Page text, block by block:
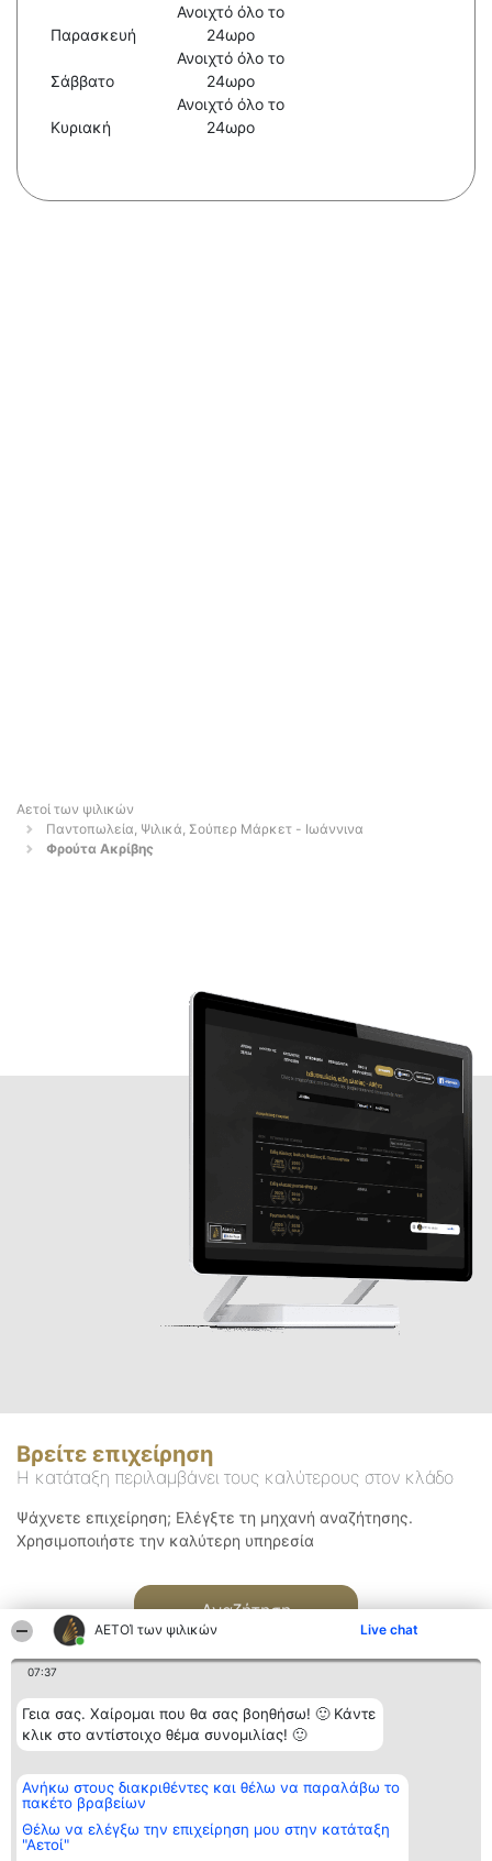
ΑΕΤΟΊ των ψιλικών Live chat
07:37
Γεια σας. Χαίρομαι που θα σας βοηθήσω! 🙂 Κάντε
κλικ στο αντίστοιχο θέμα συνομιλίας! 🙂
Ανήκω στους διακριθέντες και θέλω να παραλάβω το
πακέτο βραβείων
Θέλω να ελέγξω την επιχείρηση μου στην κατάταξη
"Αετοί"
Παρασκευή
Ανοιχτό όλο το
24ωρο
Σάββατο
Ανοιχτό όλο το
24ωρο
Κυριακή
Ανοιχτό όλο το
24ωρο
Αετοί των ψιλικών
Παντοπωλεία, Ψιλικά, Σούπερ Μάρκετ - Ιωάννινα
Φρούτα Ακρίβης
Βρείτε επιχείρηση
Η κατάταξη περιλαμβάνει τους καλύτερους στον κλάδο
Ψάχνετε επιχείρηση; Ελέγξτε τη μηχανή αναζήτησης.
Χρησιμοποιήστε την καλύτερη υπηρεσία
Αναζήτηση
Διοργανωτής της
κατάταξης
BEAUTIFUL COMPANY
ΤΗΛ. ΕΠΙΚΟΙΝΩΝΙΑΣ:
2104128019
Κατάταξη
Διακριθέντες
των
διακριθέντων
Επικοινωνία
Επικοινωνία